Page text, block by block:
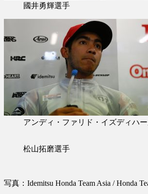
國井勇輝選手
アンディ・ファリド・イズディハ
松山拓磨選手
写真：Idemitsu Honda Team Asia / Honda